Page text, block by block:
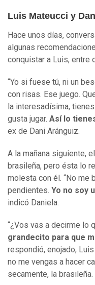
Luis Mateucci y
Hace unos días,
algunas
conquistar a Luis, entre
“Yo si fuese tú, ni un
con risas. Ese juego.
la interesadísima,
gusta jugar. Así lo
ex de Dani Aránguiz.
A la mañana siguiente,
brasileña, pero ésta lo
molesta con él. “No me
pendientes. Yo no soy
indicó Daniela.
“¿Vos vas a decirme lo
grandecito para que
respondió, enojado,
no me vengas a hacer
secamente, la brasileña.